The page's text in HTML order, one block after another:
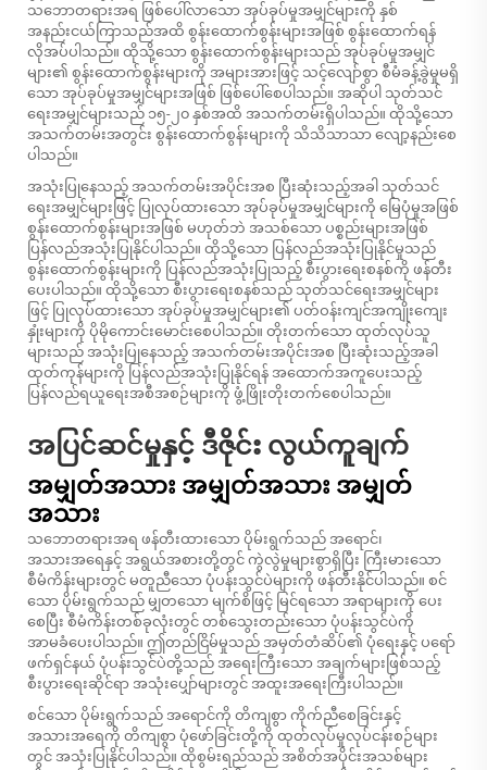
သဘောတရားအရ ဖြစ်ပေါ်လာသော အုပ်ခုပ်မှုအမျှင်များကို နှစ်
အနည်းငယ်ကြာသည်အထိ စွန်းထောက်စွန်းများအဖြစ် စွန်းထောက်ရန်
လိုအပ်ပါသည်။ ထိုသို့သော စွန်းထောက်စွန်းများသည် အုပ်ခုပ်မှုအမျှင်
များ၏ စွန်းထောက်စွန်းများကို အများအားဖြင့် သင့်လျော်စွာ စီမံခန့်ခွဲမှုမရှိ
သော အုပ်ခုပ်မှုအမျှင်များအဖြစ် ဖြစ်ပေါ်စေပါသည်။ အဆိုပါ သုတ်သင်
ရေးအမျှင်များသည် ၁၅-၂၀ နှစ်အထိ အသက်တမ်းရှိပါသည်။ ထိုသို့သော
အသက်တမ်းအတွင်း စွန်းထောက်စွန်းများကို သိသိသာသာ လျော့နည်းစေ
ပါသည်။
အသုံးပြုနေသည့် အသက်တမ်းအပိုင်းအစ ပြီးဆုံးသည့်အခါ သုတ်သင်
ရေးအမျှင်များဖြင့် ပြုလုပ်ထားသော အုပ်ခုပ်မှုအမျှင်များကို မြေပုံမှုအဖြစ်
စွန်းထောက်စွန်းများအဖြစ် မဟုတ်ဘဲ အသစ်သော ပစ္စည်းများအဖြစ်
ပြန်လည်အသုံးပြုနိုင်ပါသည်။ ထိုသို့သော ပြန်လည်အသုံးပြုနိုင်မှုသည်
စွန်းထောက်စွန်းများကို ပြန်လည်အသုံးပြုသည့် စီးပွားရေးစနစ်ကို ဖန်တီး
ပေးပါသည်။ ထိုသို့သော စီးပွားရေးစနစ်သည် သုတ်သင်ရေးအမျှင်များ
ဖြင့် ပြုလုပ်ထားသော အုပ်ခုပ်မှုအမျှင်များ၏ ပတ်ဝန်းကျင်အကျိုးကျေး
နှုံးများကို ပိုမိုကောင်းမောင်းစေပါသည်။ တိုးတက်သော ထုတ်လုပ်သူ
များသည် အသုံးပြုနေသည့် အသက်တမ်းအပိုင်းအစ ပြီးဆုံးသည့်အခါ
ထုတ်ကုန်များကို ပြန်လည်အသုံးပြုနိုင်ရန် အထောက်အကူပေးသည့်
ပြန်လည်ရယူရေးအစီအစဉ်များကို ဖွံ့ဖြိုးတိုးတက်စေပါသည်။
အပြင်ဆင်မှုနှင့် ဒီဇိုင်း လွယ်ကူချက်
အမျှတ်အသား အမျှတ်အသား အမျှတ်
အသား
သဘောတရားအရ ဖန်တီးထားသော ပိုမ်းရွက်သည် အရောင်၊
အသားအရေနှင့် အရွယ်အစားတို့တွင် ကွဲလွဲမှုများစွာရှိပြီး ကြီးမားသော
စီမံကိန်းများတွင် မတူညီသော ပုံပန်းသွင်ပဲများကို ဖန်တီးနိုင်ပါသည်။ စင်
သော ပိုမ်းရွက်သည် မျှတသော မျက်စိဖြင့် မြင်ရသော အရာများကို ပေး
စေပြီး စီမံကိန်းတစ်ခုလုံးတွင် တစ်သွေးတည်းသော ပုံပန်းသွင်ပဲကို
အာမခံပေးပါသည်။ ဤတည်ငြိမ်မှုသည် အမှတ်တံဆိပ်၏ ပုံရေးနှင့် ပရော်
ဖက်ရှင်နယ် ပုံပန်းသွင်ပဲတို့သည် အရေးကြီးသော အချက်များဖြစ်သည့်
စီးပွားရေးဆိုင်ရာ အသုံးပျှော်များတွင် အထူးအရေးကြီးပါသည်။
စင်သော ပိုမ်းရွက်သည် အရောင်ကို တိကျစွာ ကိုက်ညီစေခြင်းနှင့်
အသားအရေကို တိကျစွာ ပုံဖော်ခြင်းတို့ကို ထုတ်လုပ်မှုလုပ်ငန်းစဉ်များ
တွင် အသုံးပြုနိုင်ပါသည်။ ထိုစွမ်းရည်သည် အစိတ်အပိုင်းအသစ်များ